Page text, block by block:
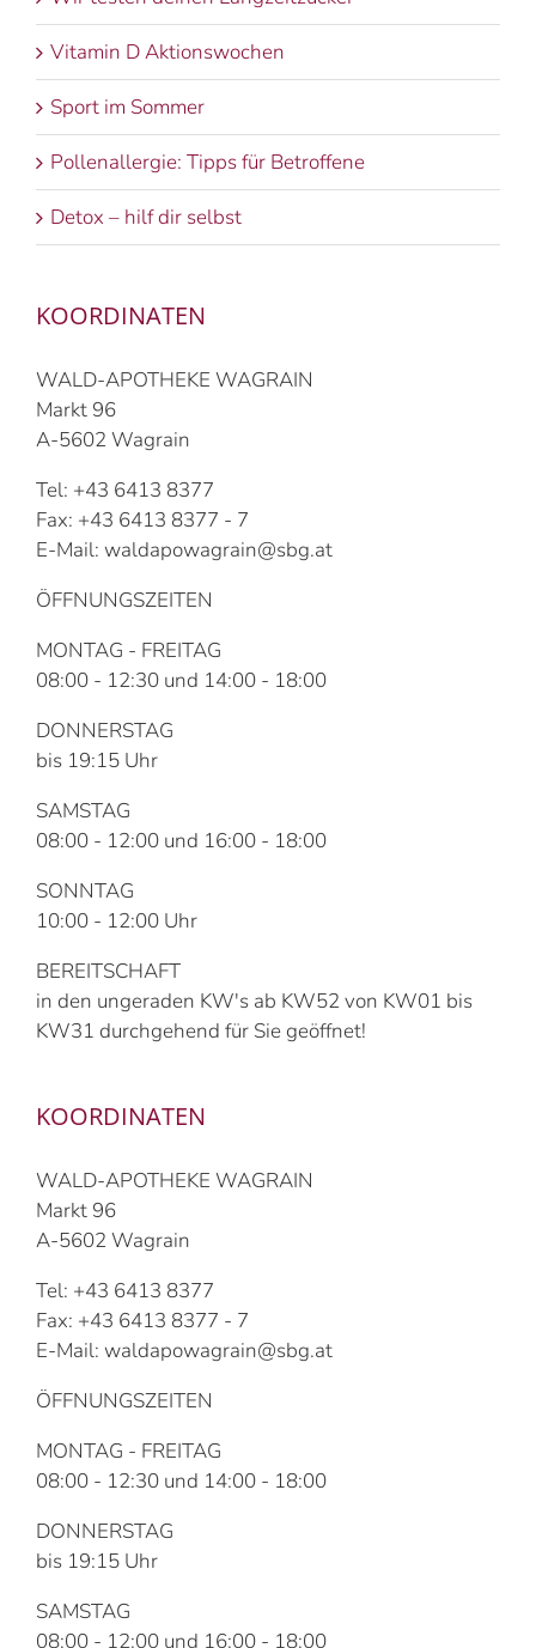
Vitamin D Aktionswochen
Sport im Sommer
Pollenallergie: Tipps für Betroffene
Detox – hilf dir selbst
KOORDINATEN
WALD-APOTHEKE WAGRAIN
Markt 96
A-5602 Wagrain
Tel: +43 6413 8377
Fax: +43 6413 8377 - 7
E-Mail: waldapowagrain@sbg.at
ÖFFNUNGSZEITEN
MONTAG - FREITAG
08:00 - 12:30 und 14:00 - 18:00
DONNERSTAG
bis 19:15 Uhr
SAMSTAG
08:00 - 12:00 und 16:00 - 18:00
SONNTAG
10:00 - 12:00 Uhr
BEREITSCHAFT
in den ungeraden KW's ab KW52 von KW01 bis
KW31 durchgehend für Sie geöffnet!
KOORDINATEN
WALD-APOTHEKE WAGRAIN
Markt 96
A-5602 Wagrain
Tel: +43 6413 8377
Fax: +43 6413 8377 - 7
E-Mail: waldapowagrain@sbg.at
ÖFFNUNGSZEITEN
MONTAG - FREITAG
08:00 - 12:30 und 14:00 - 18:00
DONNERSTAG
bis 19:15 Uhr
SAMSTAG
08:00 - 12:00 und 16:00 - 18:00